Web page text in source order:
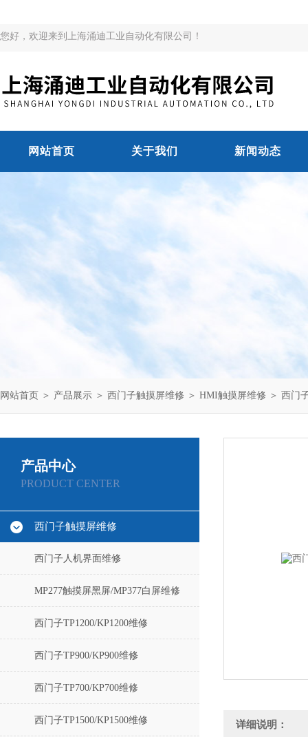
您好，欢迎来到上海涌迪工业自动化有限公司！
网站首页 关于我们 新闻动态
网站首页 ＞ 产品展示 ＞ 西门子触摸屏维修 ＞ HMI触摸屏维修 ＞ 西门
产品中心
PRODUCT CENTER
西门子触摸屏维修
西门子人机界面维修
MP277触摸屏黑屏/MP377白屏维修
西门子TP1200/KP1200维修
西门子TP900/KP900维修
西门子TP700/KP700维修
西门子TP1500/KP1500维修 详细说明：